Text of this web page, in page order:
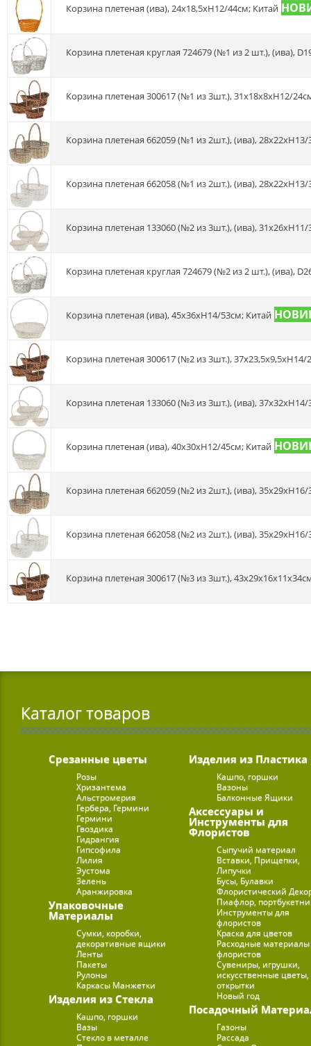
Корзина плетеная (ива), 24х18,5хН12/44см; Китай
Корзина плетеная круглая 724679 (№1 из 2 шт.), (ива),
Корзина плетеная 300617 (№1 из 3шт.), 31x18x8xH12/
Корзина плетеная 662059 (№1 из 2шт.), (ива),
Корзина плетеная 662058 (№1 из 2шт.), (ива),
Корзина плетеная 133060 (№2 из 3шт.), (ива),
Корзина плетеная круглая 724679 (№2 из 2 шт.), (ива),
Корзина плетеная (ива), 45x36xH14/53см; Китай
Корзина плетеная 300617 (№2 из 3шт.), 37x23,5x9,5xH14/
Корзина плетеная 133060 (№3 из 3шт.), (ива),
Корзина плетеная (ива), 40х30хН12/45см; Китай
Корзина плетеная 662059 (№2 из 2шт.), (ива),
Корзина плетеная 662058 (№2 из 2шт.), (ива),
Корзина плетеная 300617 (№3 из 3шт.),
Каталог товаров
Срезанные цветы
Розы
Хризантема
Альстромерия
Гербера, Гермини
Гермини
Гвоздика
Гидрангия
Гипсофила
Лилия
Эустома
Зелень
Аранжировка
Упаковочные
Материалы
Сумки, коробки,
декоративные ящики
Ленты
Пакеты
Рулоны
Каркасы Манжетки
Изделия из Стекла
Кашпо, горшки
Вазы
Стекло в металле
Изделия из Пластика
Кашпо, горшки
Вазоны
Балконные Ящики
Аксессуары и
Инструменты для
Флористов
Сыпучий материал
Вставки, Прищепки,
Липучки
Бусы, Булавки
Флористический
Пиафлор,
Инструменты для
флористов
Краска для цветов
Расходные
флористов
Сувениры, игрушки,
искусственные цветы,
открытки
Новый год
Посадочный
Газоны
Рассада